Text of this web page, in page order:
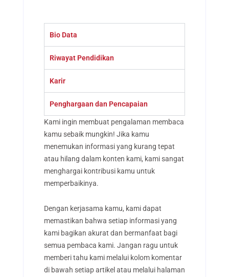
Bio Data
Riwayat Pendidikan
Karir
Penghargaan dan Pencapaian
Kami ingin membuat pengalaman membaca
kamu sebaik mungkin! Jika kamu
menemukan informasi yang kurang tepat
atau hilang dalam konten kami, kami sangat
menghargai kontribusi kamu untuk
memperbaikinya.
Dengan kerjasama kamu, kami dapat
memastikan bahwa setiap informasi yang
kami bagikan akurat dan bermanfaat bagi
semua pembaca kami. Jangan ragu untuk
memberi tahu kami melalui kolom komentar
di bawah setiap artikel atau melalui halaman